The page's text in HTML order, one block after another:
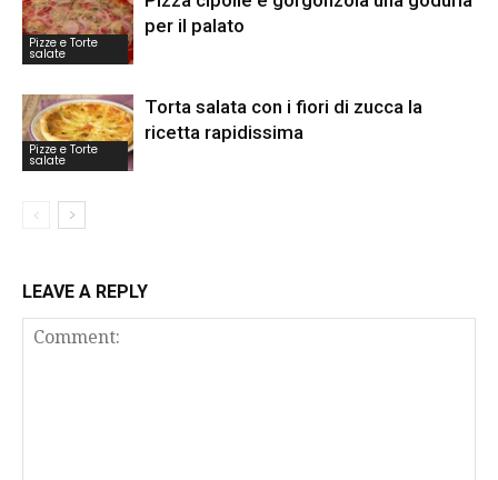
Pizze e Torte
salate
per il palato
Pizze e Torte
salate
Torta salata con i fiori di zucca la
ricetta rapidissima
LEAVE A REPLY